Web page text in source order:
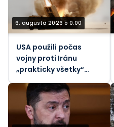
6. augusta 2026 o 0:00
USA použili počas
vojny proti Iránu
„prakticky všetky“
svoje taktické
balistické rakety –
Reuters